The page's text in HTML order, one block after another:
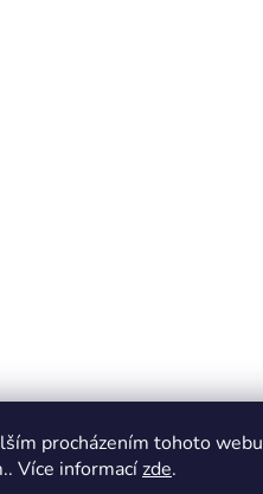
procházením tohoto webu
Více informacízde.